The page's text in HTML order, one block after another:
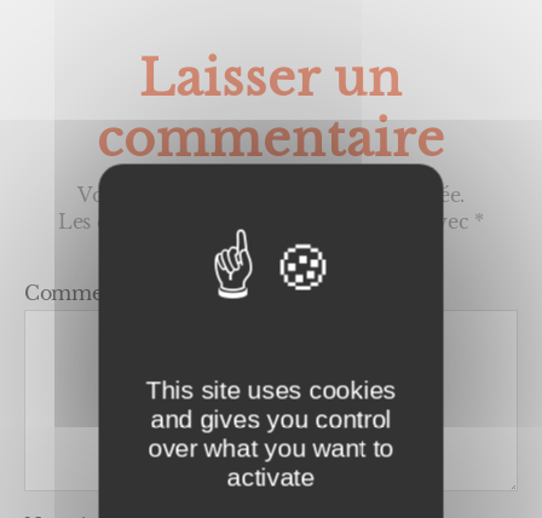
Laisser un
commentaire
Votre adresse e-mail ne sera pas publiée.
Les champs obligatoires sont indiqués avec *
Commentaire
This site uses cookies
and gives you control
over what you want to
activate